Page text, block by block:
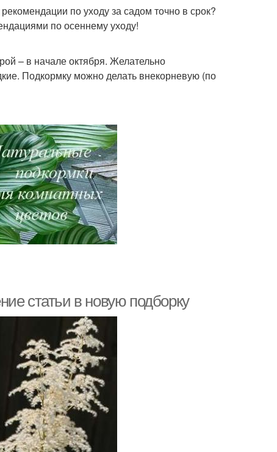
по уходу за садом точно в срок?
по осеннему уходу!
– в начале октября. Желательно
Подкормку можно делать внекорневую (по
статьи в новую подборку